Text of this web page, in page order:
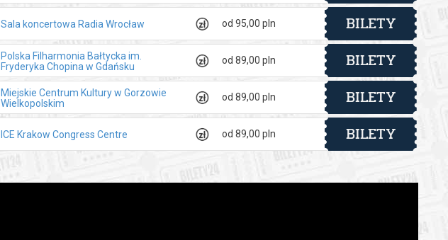
Sala koncertowa Radia Wrocław od 95,00 pln BILETY
Polska Filharmonia Bałtycka im.
Fryderyka Chopina w Gdańsku
od 89,00 pln BILETY
Miejskie Centrum Kultury w Gorzowie
Wielkopolskim
od 89,00 pln BILETY
ICE Krakow Congress Centre od 89,00 pln BILETY